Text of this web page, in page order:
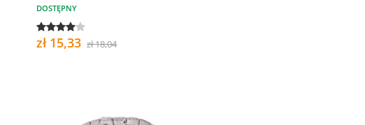
DOSTĘPNY
zł 15,33 zł 18,04